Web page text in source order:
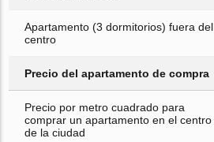
Apartamento (3 dormitorios) fuera del
centro
Precio del apartamento de compra
Precio por metro cuadrado para
comprar un apartamento en el centro
de la ciudad